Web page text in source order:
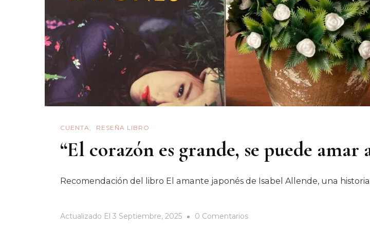
CUENTA RESEÑA LIBRO
“El corazón es grande, se puede amar
Recomendación del libro El amante japonés de Isabel Allende, una
Actualizado El 3 Septiembre, 2025 0 ComentariosEn